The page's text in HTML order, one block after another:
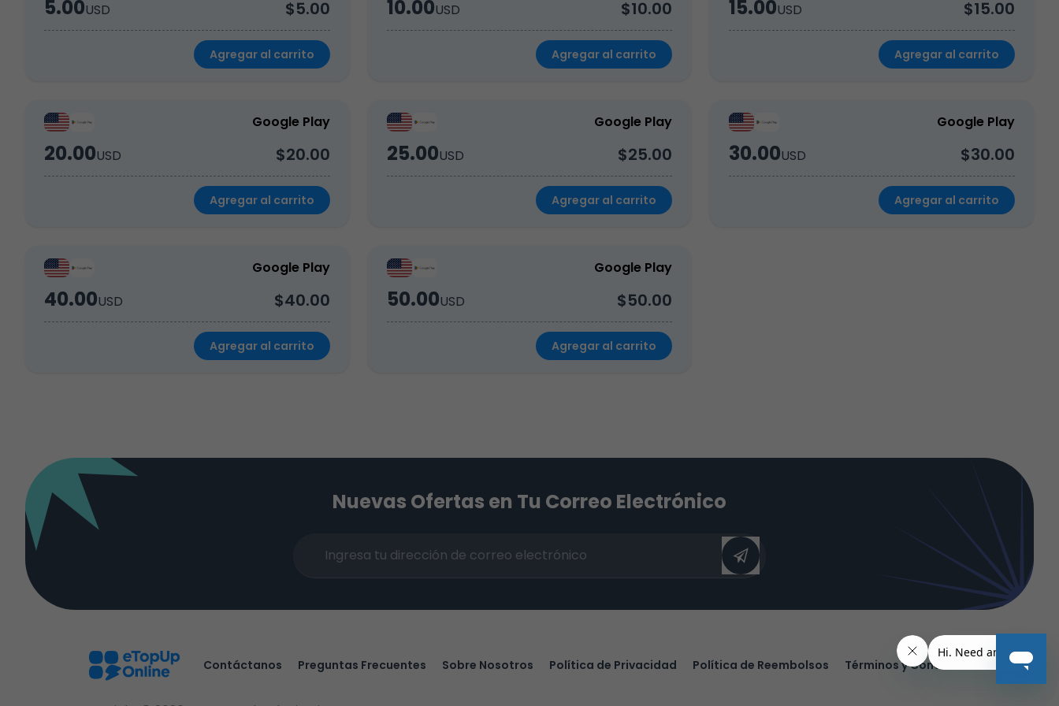
5.00USD $5.00
Agregar al carrito
10.00USD $10.00
Agregar al carrito
15.00USD $15.00
Agregar al carrito
Google Play
20.00USD $20.00
Agregar al carrito
Google Play
25.00USD $25.00
Agregar al carrito
Google Play
30.00USD $30.00
Agregar al carrito
Google Play
40.00USD $40.00
Agregar al carrito
Google Play
50.00USD $50.00
Agregar al carrito
Nuevas Ofertas en Tu Correo Electrónico
Contáctanos Preguntas Frecuentes Sobre Nosotros Política de Privacidad Política de Reembolsos Términos y Condiciones